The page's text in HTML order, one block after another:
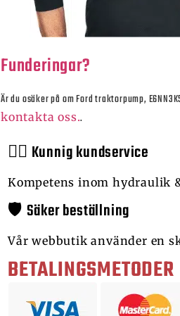
Funderingar?
Är du osäker på omFord traktorpump,
kontakta oss..
🙋‍♂️ Kunnig kundservice
Kompetens inom hydraulik
🛡️ Säker beställning
Vår webbutik använder en
BETALINGSMETODER